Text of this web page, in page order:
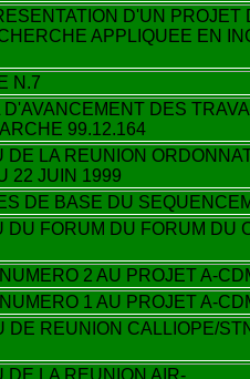
D'UN PROJET
APPLIQUEE EN
N.7
D'AVANCEMENT DES
99.12.164
DE LA REUNION
22 JUIN 1999
DE BASE DU
DU FORUM DU FORUM DU
2 AU PROJET A-
1 AU PROJET A-
DE REUNION CALLIOPE/
DE LA REUNION AIR-